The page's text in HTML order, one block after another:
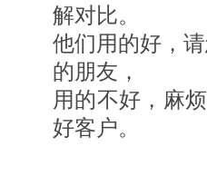
解对比。
他们用的好，
的朋友，
用的不好，麻
好客户。